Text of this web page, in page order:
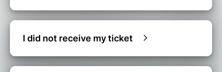
I did not receive my ticket